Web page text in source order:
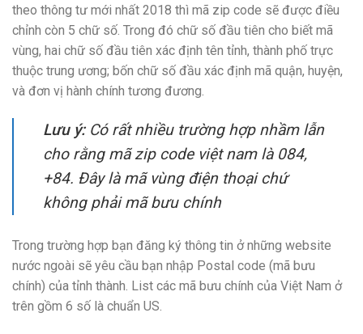
theo thông tư mới nhất 2018 thì mã zip code sẽ được điều
chỉnh còn 5 chữ số. Trong đó chữ số đầu tiên cho biết mã
vùng, hai chữ số đầu tiên xác định tên tỉnh, thành phố trực
thuộc trung ương; bốn chữ số đầu xác định mã quận, huyện,
và đơn vị hành chính tương đương.
Lưu ý:Có rất nhiều trường hợp nhầm lẫn
cho rằng mã zip code việt nam là 084,
+84. Đây là mã vùng điện thoại chứ
không phải mã bưu chính
Trong trường hợp bạn đăng ký thông tin ở những website
nước ngoài sẽ yêu cầu bạn nhập Postal code (mã bưu
chính) của tỉnh thành. List các mã bưu chính của Việt Nam ở
trên gồm 6 số là chuẩn US.